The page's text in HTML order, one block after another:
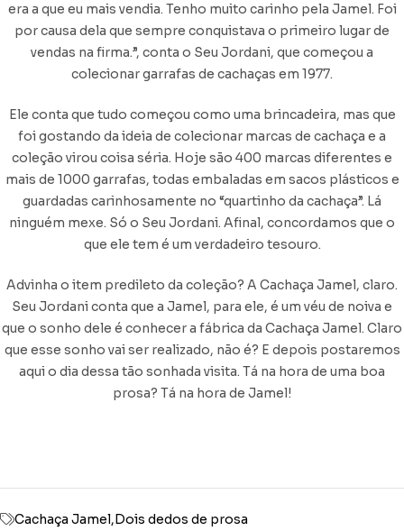
era a que eu mais vendia. Tenho muito carinho pela Jamel. Foi
por causa dela que sempre conquistava o primeiro lugar de
vendas na firma.”, conta o Seu Jordani, que começou a
colecionar garrafas de cachaças em 1977.
Ele conta que tudo começou como uma brincadeira, mas que
foi gostando da ideia de colecionar marcas de cachaça e a
coleção virou coisa séria. Hoje são 400 marcas diferentes e
mais de 1000 garrafas, todas embaladas em sacos plásticos e
guardadas carinhosamente no “quartinho da cachaça”. Lá
ninguém mexe. Só o Seu Jordani. Afinal, concordamos que o
que ele tem é um verdadeiro tesouro.
Advinha o item predileto da coleção? A Cachaça Jamel, claro.
Seu Jordani conta que a Jamel, para ele, é um véu de noiva e
que o sonho dele é conhecer a fábrica da Cachaça Jamel. Claro
que esse sonho vai ser realizado, não é? E depois postaremos
aqui o dia dessa tão sonhada visita. Tá na hora de uma boa
prosa? Tá na hora de Jamel!
Cachaça Jamel Dois dedos de prosa